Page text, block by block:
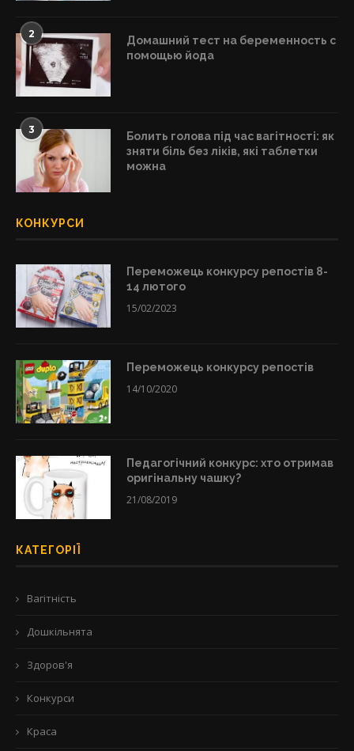
2
Домашний тест на беременность с
помощью йода
3
Болить голова під час вагітності: як
зняти біль без ліків, які таблетки
можна
КОНКУРСИ
Переможець конкурсу репостів 8-
14 лютого
15/02/2023
Переможець конкурсу репостів
14/10/2020
Педагогічний конкурс: хто отримав
оригінальну чашку?
21/08/2019
КАТЕГОРІЇ
Вагітність
Дошкільнята
Здоров'я
Конкурси
Краса